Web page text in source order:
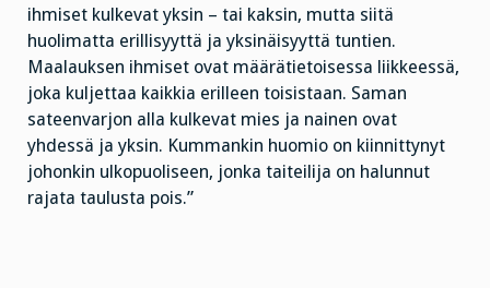
ihmiset kulkevat yksin – tai kaksin, mutta siitä
huolimatta erillisyyttä ja yksinäisyyttä tuntien.
Maalauksen ihmiset ovat määrätietoisessa liikkeessä,
joka kuljettaa kaikkia erilleen toisistaan. Saman
sateenvarjon alla kulkevat mies ja nainen ovat
yhdessä ja yksin. Kummankin huomio on kiinnittynyt
johonkin ulkopuoliseen, jonka taiteilija on halunnut
rajata taulusta pois.”